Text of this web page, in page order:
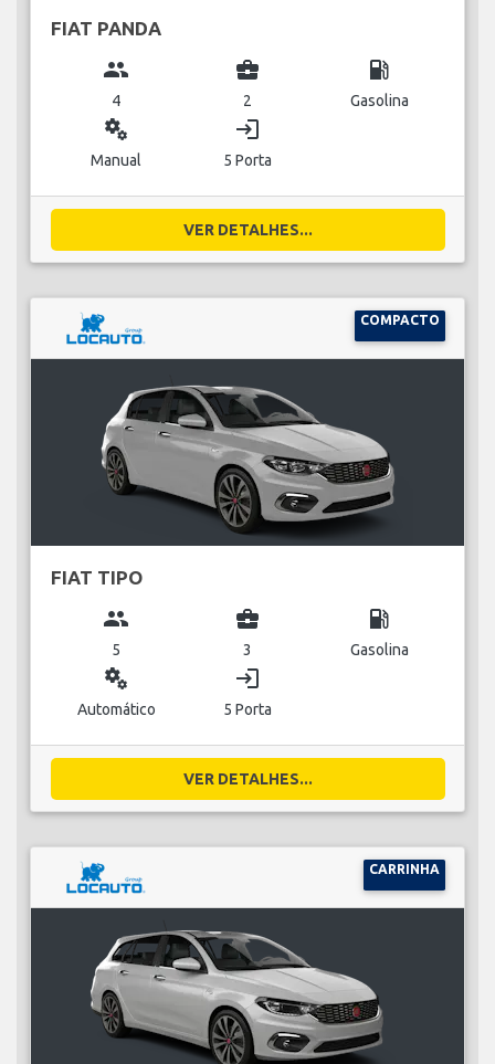
FIAT PANDA
group
4
business_center
2
local_gas_station
Gasolina
miscellaneous_services
Manual
login
5 Porta
VER DETALHES...
COMPACTO
FIAT TIPO
group
5
business_center
3
local_gas_station
Gasolina
miscellaneous_services
Automático
login
5 Porta
VER DETALHES...
CARRINHA